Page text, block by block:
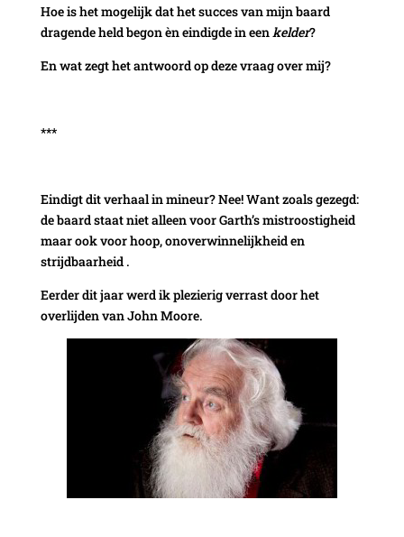
Hoe is het mogelijk dat het succes van mijn baard
dragende held begon èn eindigde in eenkelder?
En wat zegt het antwoord op deze vraag over mij?
***
Eindigt dit verhaal in mineur? Nee! Want zoals gezegd:
de baard staat niet alleen voor Garth’s mistroostigheid
maar ook voor hoop, onoverwinnelijkheid en
strijdbaarheid .
Eerder dit jaar werd ik plezierig verrast door het
overlijden van John Moore.